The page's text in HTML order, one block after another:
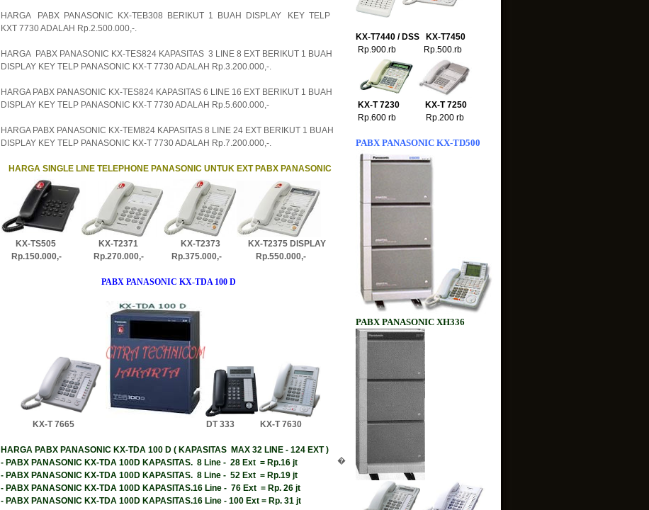
HARGA PABX PANASONIC KX-TEB308 BERIKUT 1 BUAH DISPLAY KEY TELP
KXT 7730 ADALAH Rp.2.500.000,-.
HARGA PABX PANASONIC KX-TES824 KAPASITAS 3 LINE 8 EXT BERIKUT 1 BUAH
DISPLAY KEY TELP PANASONIC KX-T 7730 ADALAH Rp.3.200.000,-.
HARGA PABX PANASONIC KX-TES824 KAPASITAS 6 LINE 16 EXT BERIKUT 1 BUAH
DISPLAY KEY TELP PANASONIC KX-T 7730 ADALAH Rp.5.600.000,-
HARGA PABX PANASONIC KX-TEM824 KAPASITAS 8 LINE 24 EXT BERIKUT 1 BUAH
DISPLAY KEY TELP PANASONIC KX-T 7730 ADALAH Rp.7.200.000,-.
HARGA SINGLE LINE TELEPHONE PANASONIC UNTUK EXT PABX PANASONIC
KX-TS505 KX-T2371 KX-T2373 KX-T2375 DISPLAY
Rp.150.000,- Rp.270.000,- Rp.375.000,- Rp.550.000,-
PABX PANASONIC KX-TDA 100 D
KX-T 7665 DT 333 KX-T 7630
HARGA PABX PANASONIC KX-TDA 100 D ( KAPASITAS MAX 32 LINE - 124 EXT )
- PABX PANASONIC KX-TDA 100D KAPASITAS. 8 Line - 28 Ext = Rp.16 jt
- PABX PANASONIC KX-TDA 100D KAPASITAS. 8 Line - 52 Ext = Rp.19 jt
- PABX PANASONIC KX-TDA 100D KAPASITAS.16 Line - 76 Ext = Rp. 26 jt
- PABX PANASONIC KX-TDA 100D KAPASITAS.16 Line - 100 Ext = Rp. 31 jt
�
KX-T7440 / DSS KX-T7450
Rp.900.rb Rp.500.rb
KX-T 7230 KX-T 7250
Rp.600 rb Rp.200 rb
PABX PANASONIC KX-TD500
PABX PANASONIC XH336